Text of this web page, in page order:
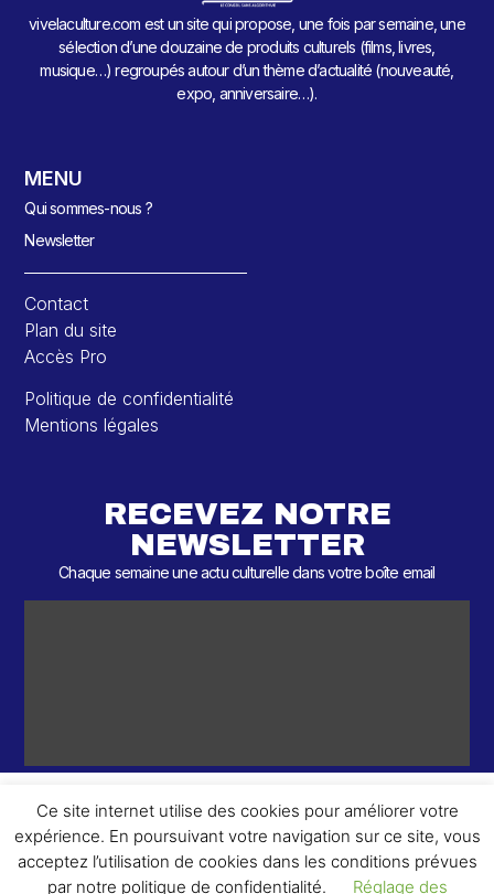
vivelaculture.com est un site qui propose, une fois par semaine, une
sélection d’une douzaine de produits culturels (films, livres,
musique…) regroupés autour d’un thème d’actualité (nouveauté,
expo, anniversaire…).
MENU
Qui sommes-nous ?
Newsletter
Contact
Plan du site
Accès Pro
Politique de confidentialité
Mentions légales
RECEVEZ NOTRE
NEWSLETTER
Chaque semaine une actu culturelle dans votre boîte email
© 2026 – 2 ème Round – Tous droits réservés.
Ce site internet utilise des cookies pour améliorer votre
expérience. En poursuivant votre navigation sur ce site, vous
acceptez l’utilisation de cookies dans les conditions prévues
par notre politique de confidentialité.
Réglage des